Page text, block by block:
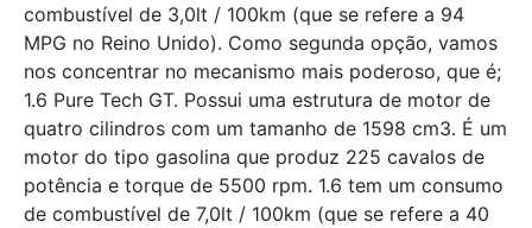
combustível de 3,0lt / 100km (que se refere a 94
MPG no Reino Unido). Como segunda opção, vamos
nos concentrar no mecanismo mais poderoso, que é;
1.6 Pure Tech GT. Possui uma estrutura de motor de
quatro cilindros com um tamanho de 1598 cm3. É um
motor do tipo gasolina que produz 225 cavalos de
potência e torque de 5500 rpm. 1.6 tem um consumo
de combustível de 7,0lt / 100km (que se refere a 40